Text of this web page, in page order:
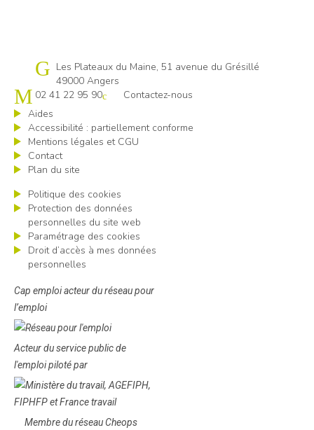
Cap emploi 49
Les Plateaux du Maine, 51 avenue du Grésillé
49000 Angers
02 41 22 95 90
Contactez-nous
Aides
Accessibilité : partiellement conforme
Mentions légales et CGU
Contact
Plan du site
Politique des cookies
Protection des données
personnelles du site web
Paramétrage des cookies
Droit d’accès à mes données
personnelles
Cap emploi acteur du réseau pour
l’emploi
Acteur du service public de
l'emploi piloté par
Membre du réseau Cheops